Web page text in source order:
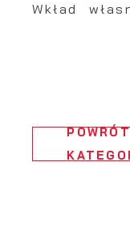
Wkład